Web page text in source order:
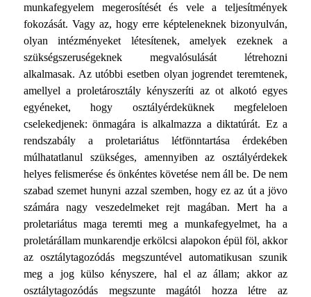
munkafegyelem megerosítését és vele a teljesítmények
fokozását. Vagy az, hogy erre képteleneknek bizonyulván,
olyan intézményeket létesítenek, amelyek ezeknek a
szükségszeruségeknek megvalósulását létrehozni
alkalmasak. Az utóbbi esetben olyan jogrendet teremtenek,
amellyel a proletárosztály kényszeríti az ot alkotó egyes
egyéneket, hogy osztályérdeküknek megfeleloen
cselekedjenek: önmagára is alkalmazza a diktatúrát. Ez a
rendszabály a proletariátus létfönntartása érdekében
múlhatatlanul szükséges, amennyiben az osztályérdekek
helyes felismerése és önkéntes követése nem áll be. De nem
szabad szemet hunyni azzal szemben, hogy ez az út a jövo
számára nagy veszedelmeket rejt magában. Mert ha a
proletariátus maga teremti meg a munkafegyelmet, ha a
proletárállam munkarendje erkölcsi alapokon épül föl, akkor
az osztálytagozódás megszuntével automatikusan szunik
meg a jog külso kényszere, hal el az állam; akkor az
osztálytagozódás megszunte magától hozza létre az